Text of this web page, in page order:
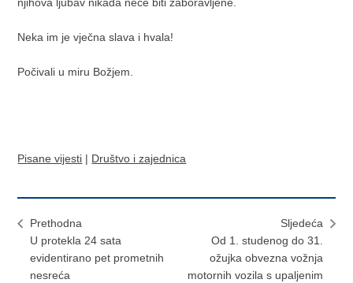
njihova ljubav nikada neće biti zaboravljene.
Neka im je vječna slava i hvala!
Počivali u miru Božjem.
Pisane vijesti | Društvo i zajednica
Prethodna
U protekla 24 sata
evidentirano pet prometnih
nesreća
Sljedeća
Od 1. studenog do 31.
ožujka obvezna vožnja
motornih vozila s upaljenim